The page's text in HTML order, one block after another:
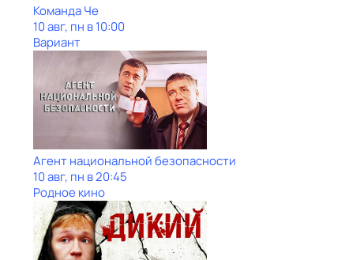
Команда Че
10 авг, пн в 10:00
Вариант
Агент национальной безопасности
10 авг, пн в 20:45
Родное кино